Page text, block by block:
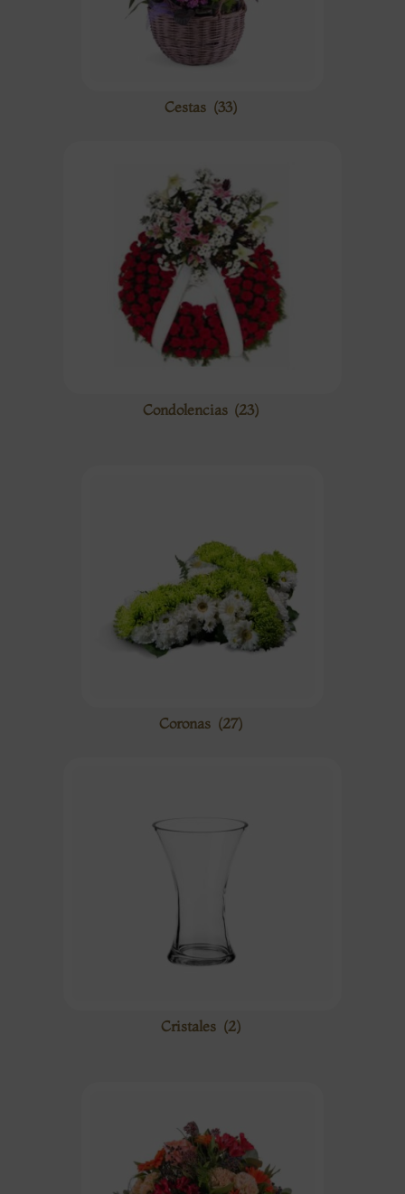
Cestas (33)
Condolencias (23)
Coronas (27)
Cristales (2)